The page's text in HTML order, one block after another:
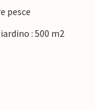
pesce
: 500 m2